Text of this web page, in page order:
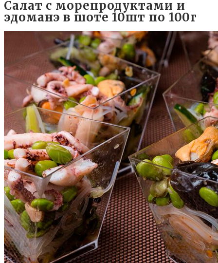
Салат с морепродуктами и
эдоманэ в шоте 10шт по 100г